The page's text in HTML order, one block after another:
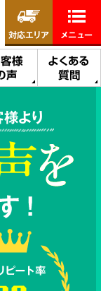
様
声
よくある
質問
対応エリア メニュー
より